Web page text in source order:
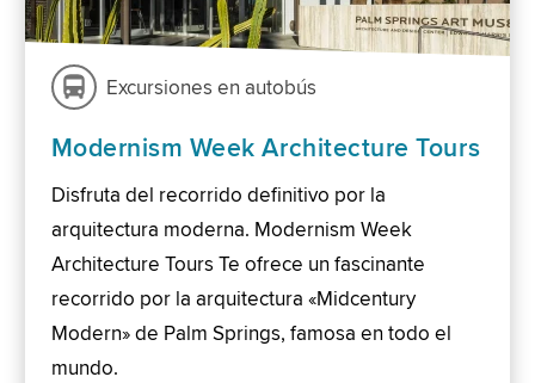
Excursiones en autobús
Modernism Week Architecture Tours
Disfruta del recorrido definitivo por la
arquitectura moderna. Modernism Week
Architecture Tours Te ofrece un fascinante
recorrido por la arquitectura «Midcentury
Modern» de Palm Springs, famosa en todo el
mundo.